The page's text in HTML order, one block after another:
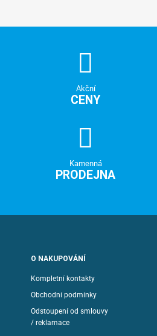
Akční
CENY
Kamenná
PRODEJNA
O NAKUPOVÁNÍ
Kompletní kontakty
Obchodní podmínky
Odstoupení od smlouvy
/ reklamace